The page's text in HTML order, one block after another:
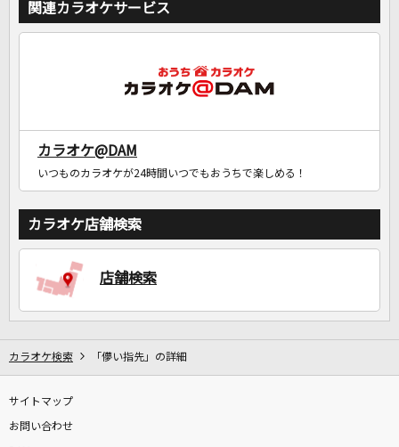
関連カラオケサービス
カラオケ@DAM
いつものカラオケが24時間いつでもおうちで楽しめる！
カラオケ店舗検索
店舗検索
カラオケ検索 「儚い指先」の詳細
サイトマップ
お問い合わせ